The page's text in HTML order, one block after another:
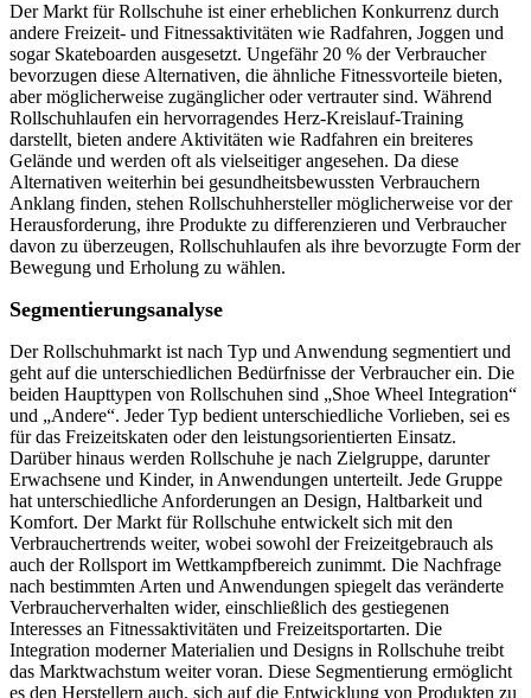
Der Markt für Rollschuhe ist einer erheblichen Konkurrenz durch
andere Freizeit- und Fitnessaktivitäten wie Radfahren, Joggen und
sogar Skateboarden ausgesetzt. Ungefähr 20 % der Verbraucher
bevorzugen diese Alternativen, die ähnliche Fitnessvorteile bieten,
aber möglicherweise zugänglicher oder vertrauter sind. Während
Rollschuhlaufen ein hervorragendes Herz-Kreislauf-Training
darstellt, bieten andere Aktivitäten wie Radfahren ein breiteres
Gelände und werden oft als vielseitiger angesehen. Da diese
Alternativen weiterhin bei gesundheitsbewussten Verbrauchern
Anklang finden, stehen Rollschuhhersteller möglicherweise vor der
Herausforderung, ihre Produkte zu differenzieren und Verbraucher
davon zu überzeugen, Rollschuhlaufen als ihre bevorzugte Form der
Bewegung und Erholung zu wählen.
Segmentierungsanalyse
Der Rollschuhmarkt ist nach Typ und Anwendung segmentiert und
geht auf die unterschiedlichen Bedürfnisse der Verbraucher ein. Die
beiden Haupttypen von Rollschuhen sind „Shoe Wheel Integration“
und „Andere“. Jeder Typ bedient unterschiedliche Vorlieben, sei es
für das Freizeitskaten oder den leistungsorientierten Einsatz.
Darüber hinaus werden Rollschuhe je nach Zielgruppe, darunter
Erwachsene und Kinder, in Anwendungen unterteilt. Jede Gruppe
hat unterschiedliche Anforderungen an Design, Haltbarkeit und
Komfort. Der Markt für Rollschuhe entwickelt sich mit den
Verbrauchertrends weiter, wobei sowohl der Freizeitgebrauch als
auch der Rollsport im Wettkampfbereich zunimmt. Die Nachfrage
nach bestimmten Arten und Anwendungen spiegelt das veränderte
Verbraucherverhalten wider, einschließlich des gestiegenen
Interesses an Fitnessaktivitäten und Freizeitsportarten. Die
Integration moderner Materialien und Designs in Rollschuhe treibt
das Marktwachstum weiter voran. Diese Segmentierung ermöglicht
es den Herstellern auch, sich auf die Entwicklung von Produkten zu